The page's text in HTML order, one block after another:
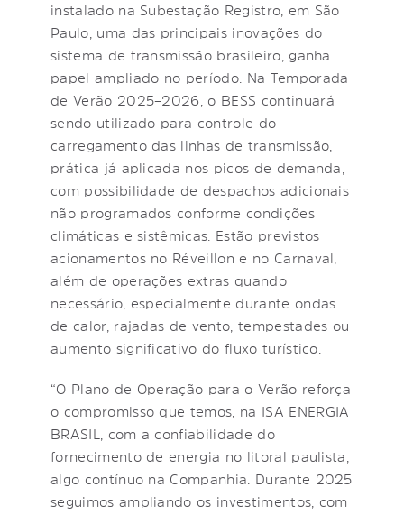
instalado na Subestação Registro, em São
Paulo, uma das principais inovações do
sistema de transmissão brasileiro, ganha
papel ampliado no período. Na Temporada
de Verão 2025–2026, o BESS continuará
sendo utilizado para controle do
carregamento das linhas de transmissão,
prática já aplicada nos picos de demanda,
com possibilidade de despachos adicionais
não programados conforme condições
climáticas e sistêmicas. Estão previstos
acionamentos no Réveillon e no Carnaval,
além de operações extras quando
necessário, especialmente durante ondas
de calor, rajadas de vento, tempestades ou
aumento significativo do fluxo turístico.
“O Plano de Operação para o Verão reforça
o compromisso que temos, na ISA ENERGIA
BRASIL, com a confiabilidade do
fornecimento de energia no litoral paulista,
algo contínuo na Companhia. Durante 2025
seguimos ampliando os investimentos, com